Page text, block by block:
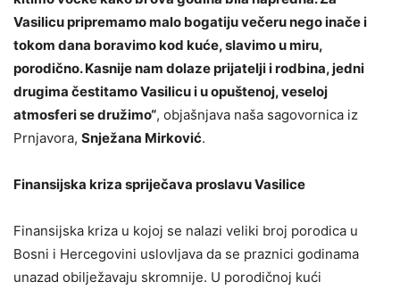
Vasilicu pripremamo malo bogatiju večeru nego inače i
tokom dana boravimo kod kuće, slavimo u miru,
porodično. Kasnije nam dolaze prijatelji i rodbina, jedni
drugima čestitamo Vasilicu i u opuštenoj, veseloj
atmosferi se družimo“, objašnjava naša sagovornica iz
Prnjavora, Snježana Mirković.
Finansijska kriza spriječava proslavu Vasilice
Finansijska kriza u kojoj se nalazi veliki broj porodica u
Bosni i Hercegovini uslovljava da se praznici godinama
unazad obilježavaju skromnije. U porodičnoj kući